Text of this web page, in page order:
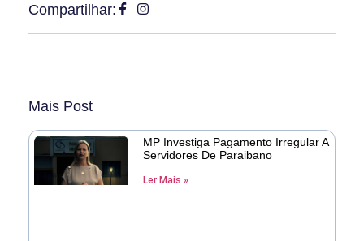
Compartilhar:
Mais Post
MP Investiga Pagamento Irregular A
Servidores De Paraibano
Ler Mais »